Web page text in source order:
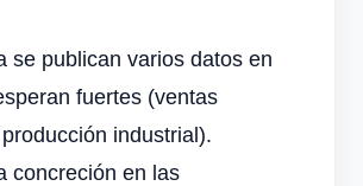
se publican varios datos en
fuertes (ventas
industrial).
concreción en las